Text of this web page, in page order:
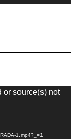
or source(s) not
1.mp4?_=1